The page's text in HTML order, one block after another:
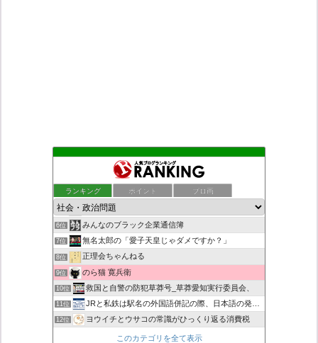
ランキング ポイント ブロ画
もえるあじあ
ダリチョコ dalichoko
死神タカ位置サナエのオイルショックドクトリン憲法改悪計画！
5位 恥を知れ、恥を
6位 みんなのブラック企業通信簿
7位 無名太郎の「愛子天皇じゃダメですか？」
8位 正理会ちゃんねる
9位 のら猫 寛兵衛
10位 救国と自警の防犯草莽号_草莽愛知実行委員会、
11位 JRと私鉄は駅名の外国語併記の際、日本語の発音/…
12位 ヨウイチとウサコの常識がひっくり返る消費税
マイナンバー導入診断
このカテゴリを全て表示